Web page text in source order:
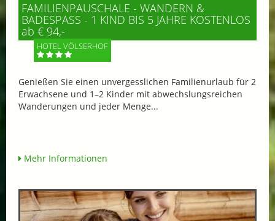
FAMILIENPAUSCHALE - WANDERN &
BADESPASS - 1 KIND BIS 5 JAHRE KOSTENLOS
ab € 94,-
HOTEL VÖLSERHOF
Genießen Sie einen unvergesslichen Familienurlaub für 2
Erwachsene und 1–2 Kinder mit abwechslungsreichen
Wanderungen und jeder Menge...
Mehr Informationen